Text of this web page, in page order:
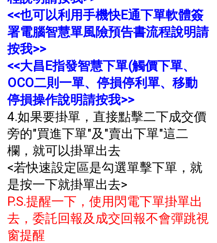
<<也可以利用手機快E通下單軟體簽
署電腦智慧單風險預告書流程說明請
按我>>
<<大昌E指發智慧下單(觸價下單、
OCO二則一單、停損停利單、移動
停損操作說明請按我>>
4.如果要掛單，直接點擊二下成交價
旁的"買進下單"及"賣出下單"這二
欄，就可以掛單出去
<若快速設定區是勾選單擊下單，就
是按一下就掛單出去>
P.S.提醒一下，使用閃電下單掛單出
去，委託回報及成交回報不會彈跳視
窗提醒